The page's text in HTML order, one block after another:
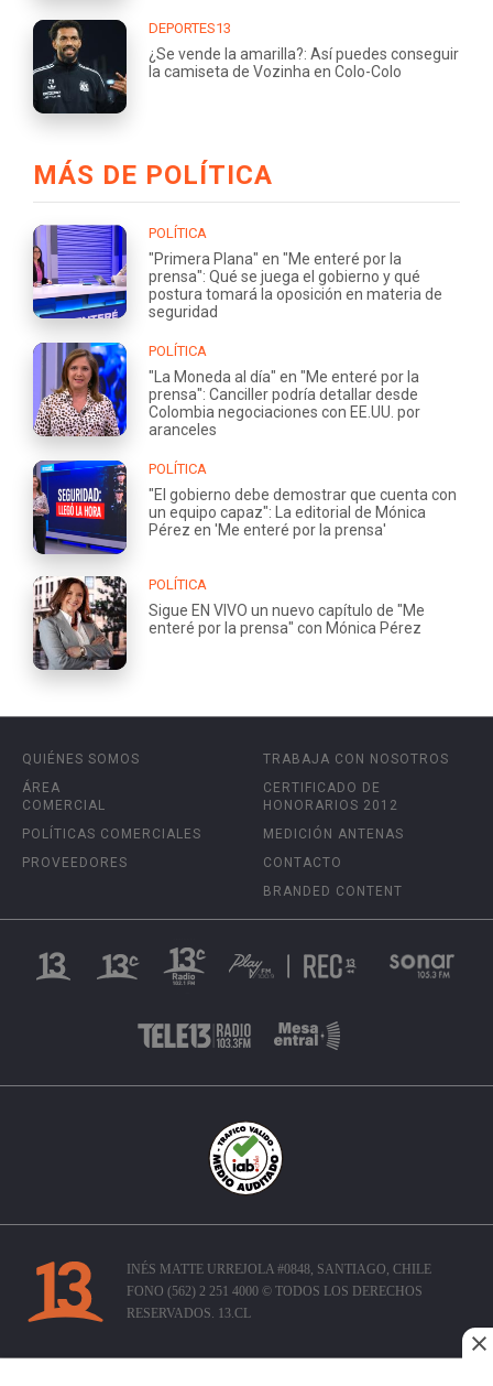
DEPORTES13
¿Se vende la amarilla?: Así puedes conseguir
la camiseta de Vozinha en Colo-Colo
MÁS DE POLÍTICA
POLÍTICA
"Primera Plana" en "Me enteré por la
prensa": Qué se juega el gobierno y qué
postura tomará la oposición en materia de
seguridad
POLÍTICA
"La Moneda al día" en "Me enteré por la
prensa": Canciller podría detallar desde
Colombia negociaciones con EE.UU. por
aranceles
POLÍTICA
"El gobierno debe demostrar que cuenta con
un equipo capaz": La editorial de Mónica
Pérez en 'Me enteré por la prensa'
POLÍTICA
Sigue EN VIVO un nuevo capítulo de "Me
enteré por la prensa" con Mónica Pérez
QUIÉNES SOMOS
ÁREA
COMERCIAL
POLÍTICAS COMERCIALES
PROVEEDORES
TRABAJA CON NOSOTROS
CERTIFICADO DE
HONORARIOS 2012
MEDICIÓN ANTENAS
CONTACTO
BRANDED CONTENT
INÉS MATTE URREJOLA #0848, SANTIAGO, CHILE
FONO (562) 2 251 4000 © TODOS LOS DERECHOS
RESERVADOS. 13.CL